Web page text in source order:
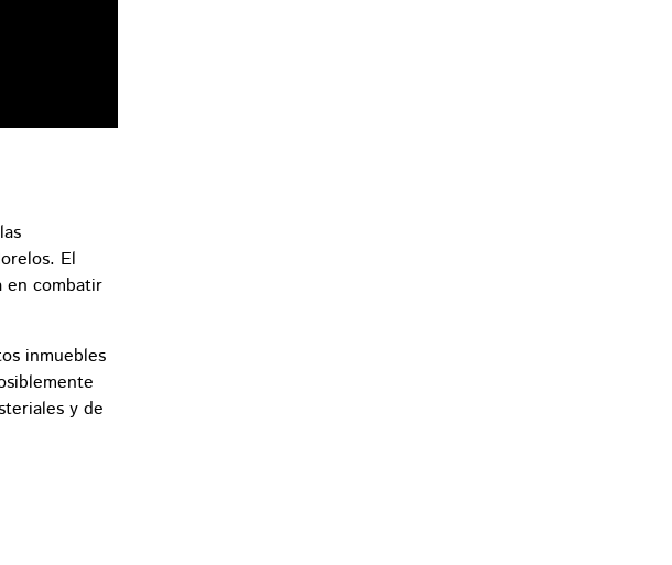
El
en combatir
inmuebles
y de